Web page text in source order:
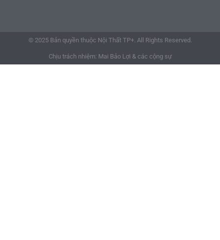
© 2025 Bản quyền thuộc Nội Thất TP+. All Rights Reserved.
Chịu trách nhiệm: Mai Bảo Lợi & các cộng sự